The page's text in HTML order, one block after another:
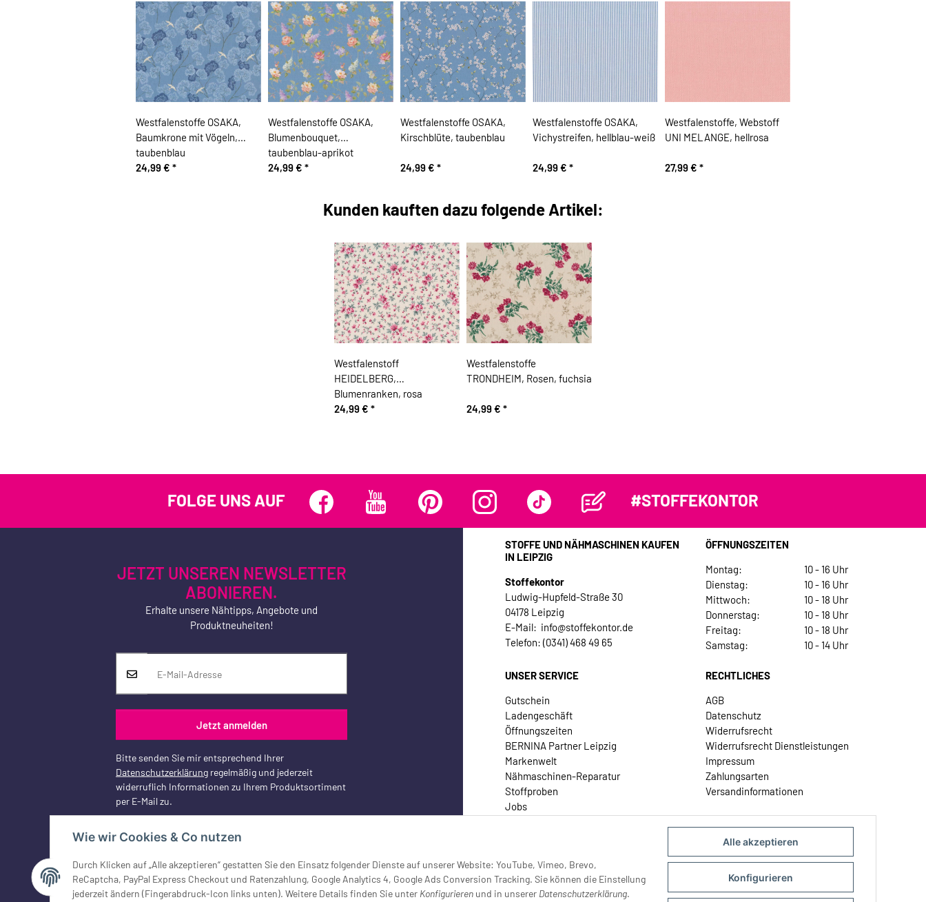
Alle akzeptieren
Konfigurieren
Wie wir Cookies & Co nutzen
Durch Klicken auf „Alle akzeptieren“ gestatten Sie den Einsatz folgender Dienste auf unserer Website: YouTube, Vimeo, Brevo,
ReCaptcha, PayPal Express Checkout und Ratenzahlung, Google Analytics 4, Google Ads Conversion Tracking. Sie können die Einstellung
jederzeit ändern (Fingerabdruck-Icon links unten). Weitere Details finden Sie unter Konfigurieren und in unserer Datenschutzerklärung.
Westfalenstoffe OSAKA,
Baumkrone mit Vögeln,
taubenblau
24,99 € *
Westfalenstoffe OSAKA,
Blumenbouquet,
taubenblau-aprikot
24,99 € *
Westfalenstoffe OSAKA,
Kirschblüte, taubenblau
24,99 € *
Westfalenstoffe OSAKA,
Vichystreifen, hellblau-weiß
24,99 € *
Westfalenstoffe, Webstoff
UNI MELANGE, hellrosa
27,99 € *
Kunden kauften dazu folgende Artikel:
Westfalenstoff
HEIDELBERG,
Blumenranken, rosa
24,99 € *
Westfalenstoffe
TRONDHEIM, Rosen, fuchsia
24,99 € *
FOLGE UNS AUF #STOFFEKONTOR
JETZT UNSEREN NEWSLETTER
ABONIEREN.
Erhalte unsere Nähtipps, Angebote und
Produktneuheiten!
Jetzt anmelden
Bitte senden Sie mir entsprechend Ihrer
Datenschutzerklärung regelmäßig und jederzeit
widerruflich Informationen zu Ihrem Produktsortiment
per E-Mail zu.
Vertrag widerrufen
STOFFE UND NÄHMASCHINEN KAUFEN
IN LEIPZIG
Stoffekontor
Ludwig-Hupfeld-Straße 30
04178 Leipzig
E-Mail: info@stoffekontor.de
Telefon: (0341) 468 49 65
ÖFFNUNGSZEITEN
Montag:
10 - 16 Uhr
Dienstag:
10 - 16 Uhr
Mittwoch:
10 - 18 Uhr
Donnerstag:
10 - 18 Uhr
Freitag:
10 - 18 Uhr
Samstag:
10 - 14 Uhr
UNSER SERVICE
Gutschein
Ladengeschäft
Öffnungszeiten
BERNINA Partner Leipzig
Markenwelt
Nähmaschinen-Reparatur
Stoffproben
Jobs
RECHTLICHES
AGB
Datenschutz
Widerrufsrecht
Widerrufsrecht Dienstleistungen
Impressum
Zahlungsarten
Versandinformationen